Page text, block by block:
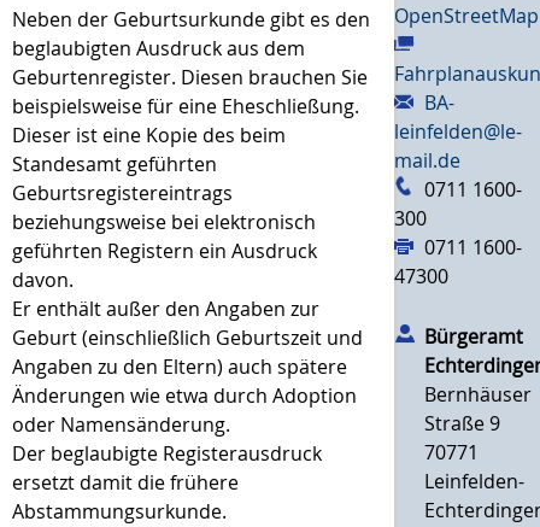
Neben der Geburtsurkunde gibt es den
beglaubigten Ausdruck aus dem
Geburtenregister. Diesen brauchen Sie
beispielsweise für eine Eheschließung.
Dieser ist eine Kopie des beim
Standesamt geführten
Geburtsregistereintrags
beziehungsweise bei elektronisch
geführten Registern ein Ausdruck
davon.
Er enthält außer den Angaben zur
Geburt (einschließlich Geburtszeit und
Angaben zu den Eltern) auch spätere
Änderungen wie etwa durch Adoption
oder Namensänderung.
Der beglaubigte Registerausdruck
ersetzt damit die frühere
Abstammungsurkunde.
OpenStreetMap
BA-
leinfelden@le-
mail.de
0711 1600-
300
0711 1600-
47300
Bürgeramt
Bernhäuser
Straße 9
70771
Leinfelden-